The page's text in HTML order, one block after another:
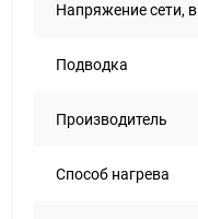
Напряжение сети, в
Подводка
Производитель
Способ нагрева